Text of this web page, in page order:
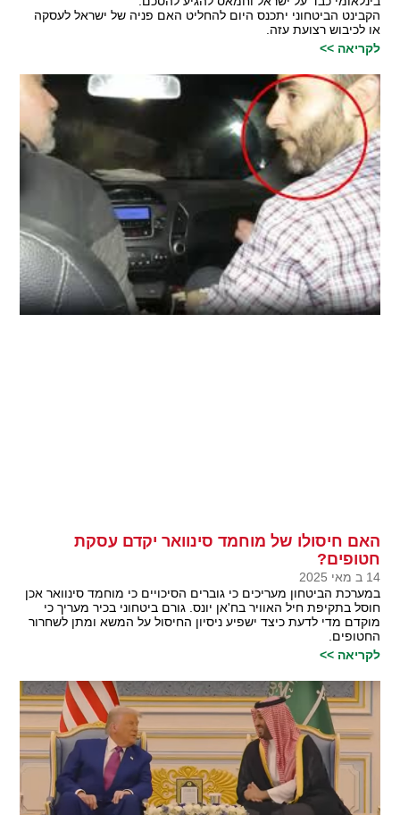
הקבינט הביטחוני יתכנס היום להחליט האם פניה של ישראל לעסקה
או לכיבוש רצועת עזה.
לקריאה >>
האם חיסולו של מוחמד סינוואר יקדם עסקת
חטופים?
14 ב מאי 2025
במערכת הביטחון מעריכים כי גוברים הסיכויים כי מוחמד סינוואר אכן
חוסל בתקיפת חיל האוויר בח'אן יונס. גורם ביטחוני בכיר מעריך כי
מוקדם מדי לדעת כיצד ישפיע ניסיון החיסול על המשא ומתן לשחרור
החטופים.
לקריאה >>